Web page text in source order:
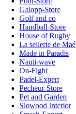
Galopp-Store
Golf and co
Handball-Store
House of Rugby
La sellerie de Maé
Made in Paradis
Nauti-wave
On-Fight
Padel-Expert
Pecheur-Store
Pet and Garden
Slowood Interior